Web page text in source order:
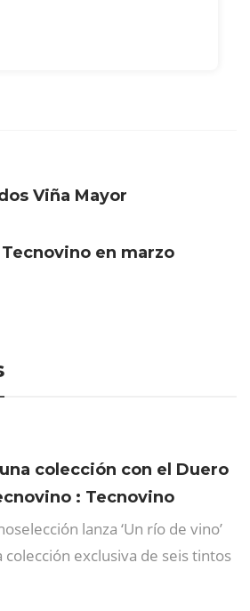
Viña Mayor
en marzo
una colección con el Duero
: Tecnovino
lanza ‘Un río de vino’
colección exclusiva de seis tintos